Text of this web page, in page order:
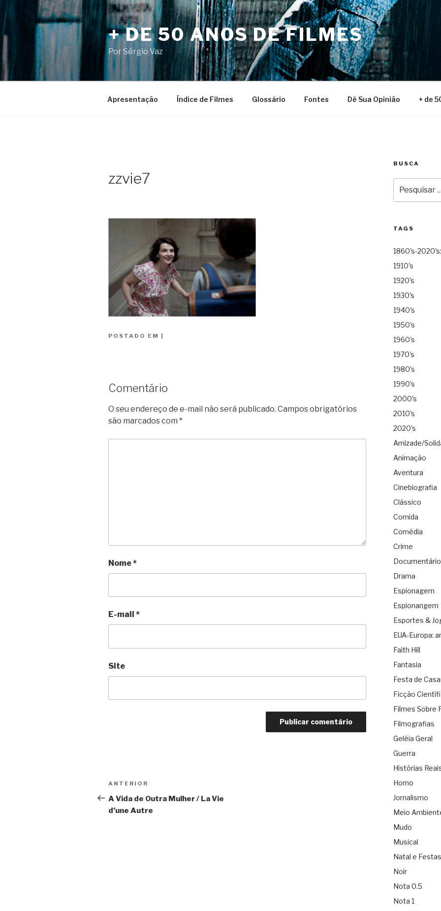
para
o
conteúdo
+ DE 50 ANOS DE FILMES
Por Sérgio Vaz
Apresentação Índice de Filmes Glossário Fontes Dê Sua Opinião + de
zzvie7
POSTADO EM
Comentário
O seu endereço de e-mail não será publicado. Campos obrigatórios
são marcados com *
Nome*
E-mail *
Site
Navegação
de
Post
Anterior
ANTERIOR
A Vida de Outra Mulher / La Vie
d’une Autre
BUSCA
por:
TAGS
1860's-
1910's
1920's
1930's
1940's
1950's
1960's
1970's
1980's
1990's
2000's
2010's
2020's
Amizade/
Animação
Aventura
Cinebiografia
Clássico
Comida
Comédia
Crime
Documentário
Drama
Espionagem
Espionangem
Esportes &
EUA-Europa:
Faith Hill
Fantasia
Festa de
Ficção
Filmes Sobre
Filmografias
Geléia Geral
Guerra
Histórias
Homo
Jornalismo
Meio
Mudo
Musical
Natal e Festas
Noir
Nota 0.5
Nota 1